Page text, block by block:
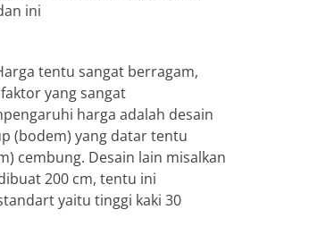
ini
tentu sangat berragam,
yang sangat
harga adalah desain
(bodem) yang datar tentu
cembung. Desain lain misalkan
200 cm, tentu ini
yaitu tinggi kaki 30